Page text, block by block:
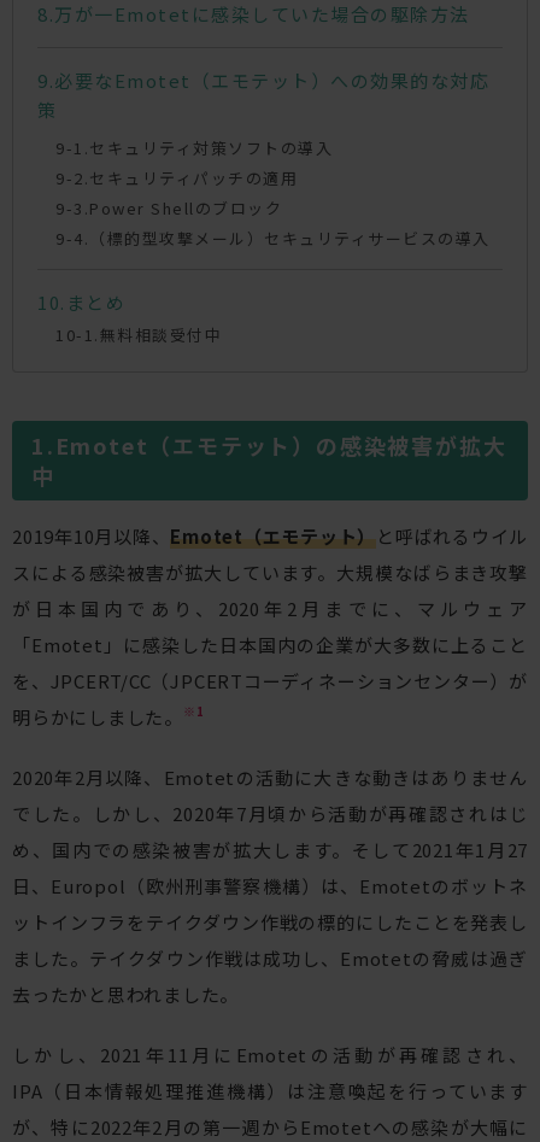
万が一Emotetに感染していた場合の駆除方法
必要なEmotet（エモテット）への効果的な対応
策
セキュリティ対策ソフトの導入
セキュリティパッチの適用
Power Shellのブロック
（標的型攻撃メール）セキュリティサービスの導入
まとめ
無料相談受付中
Emotet（エモテット）の感染被害が拡大
中
2019年10月以降、Emotet（エモテット）と呼ばれるウイル
スによる感染被害が拡大しています。大規模なばらまき攻撃
が日本国内であり、2020年2月までに、マルウェア
「Emotet」に感染した日本国内の企業が大多数に上ること
を、JPCERT/CC（JPCERTコーディネーションセンター）が
明らかにしました。
※1
2020年2月以降、Emotetの活動に大きな動きはありません
でした。しかし、2020年7月頃から活動が再確認されはじ
め、国内での感染被害が拡大します。そして2021年1月27
日、Europol（欧州刑事警察機構）は、Emotetのボットネ
ットインフラをテイクダウン作戦の標的にしたことを発表し
ました。テイクダウン作戦は成功し、Emotetの脅威は過ぎ
去ったかと思われました。
しかし、2021年11月にEmotetの活動が再確認され、
IPA（日本情報処理推進機構）は注意喚起を行っています
が、特に2022年2月の第一週からEmotetへの感染が大幅に